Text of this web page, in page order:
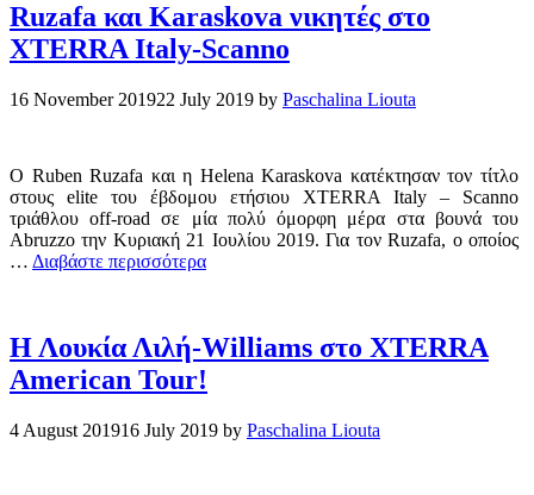
Ruzafa και Karaskova νικητές στο
XTERRA Italy-Scanno
16 November 201922 July 2019 by Paschalina Liouta
Ο Ruben Ruzafa και η Helena Karaskova κατέκτησαν τον τίτλο
στους elite του έβδομου ετήσιου XTERRA Italy – Scanno
τριάθλου off-road σε μία πολύ όμορφη μέρα στα βουνά του
Abruzzo την Κυριακή 21 Ιουλίου 2019. Για τον Ruzafa, ο οποίος
… Διαβάστε περισσότερα
Η Λουκία Λιλή-Williams στο XTERRA
American Tour!
4 August 201916 July 2019 by Paschalina Liouta